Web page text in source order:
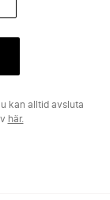
kan alltid avsluta
här.